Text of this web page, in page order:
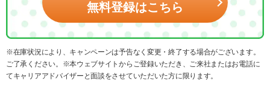
無料登録はこちら
※在庫状況により、キャンペーンは予告なく変更・終了する場合がございます。
ご了承ください。※本ウェブサイトからご登録いただき、ご来社またはお電話に
てキャリアアドバイザーと面談をさせていただいた方に限ります。